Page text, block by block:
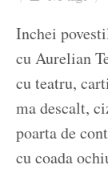
Inchei
cu Aurelian
cu teatru,
ma descalt,
poarta de
cu coada